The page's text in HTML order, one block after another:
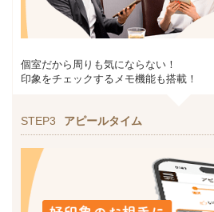
個室だから周りも気にならない！
印象をチェックするメモ機能も搭載！
STEP3 アピールタイム